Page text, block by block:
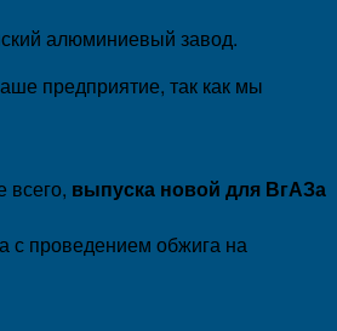
алюминиевый завод.
предприятие, так как мы
всего, выпуска новой для ВгАЗа
с проведением обжига на